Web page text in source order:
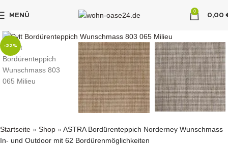
MENÜ
0
0,00
-22%
Startseite » Shop » ASTRA Bordürenteppich Norderney Wunschmass
In- und Outdoor mit 62 Bordürenmöglichkeiten